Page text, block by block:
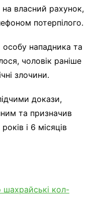
на власний рахунок,
потерпілого.
нападника та
чоловік раніше
злочини.
докази,
та призначив
і 6 місяців
шахрайські кол-